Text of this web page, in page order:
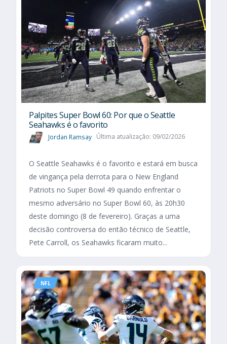
Palpites Super Bowl 60: Por que o Seattle
Seahawks é o favorito
Jordan Ramsay Última atualização: 09/02/2026
O Seattle Seahawks é o favorito e estará em busca
de vingança pela derrota para o New England
Patriots no Super Bowl 49 quando enfrentar o
mesmo adversário no Super Bowl 60, às 20h30
deste domingo (8 de fevereiro). Graças a uma
decisão controversa do então técnico de Seattle,
Pete Carroll, os Seahawks ficaram muito...
NFL